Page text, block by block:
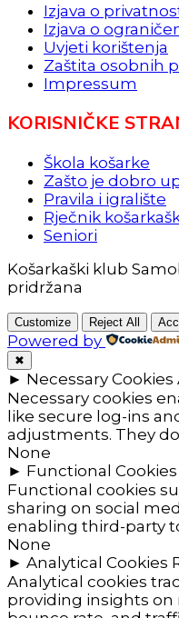
Izjava o
Izjava o
Uvjeti korištenja
Zaštita osobnih
Impressum
KORISNIČKE
Škola košarke
Zašto je dobro
Pravila i igralište
Rječnik
Seniori
Košarkaški klub
pridržana
Customize Reject All
Powered by
✖
► Necessary Cookies
Necessary cookies
like secure log-ins
adjustments. They
None
► Functional Cookies
Functional cookies
sharing on social
enabling third-party
None
► Analytical Cookies
Analytical cookies
providing insights on